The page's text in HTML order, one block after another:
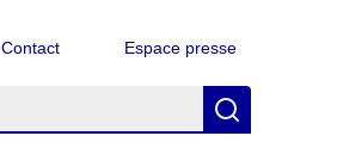
Contact Espace presse